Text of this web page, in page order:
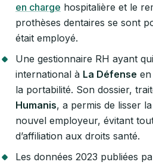
en charge hospitalière et le
prothèses dentaires se sont
était employé.
Une gestionnaire RH ayant
international à La Défense
la portabilité. Son dossier,
Humanis, a permis de lisser
nouvel employeur, évitant
d’affiliation aux droits santé.
Les données 2023 publiées